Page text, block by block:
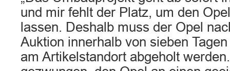
und mir fehlt der Platz, um den
lassen. Deshalb muss der Opel
Auktion innerhalb von sieben
am Artikelstandort abgeholt